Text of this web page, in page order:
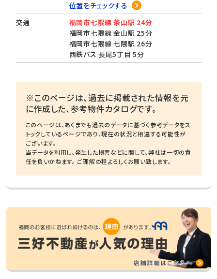
位置をチェックする
交通
福岡市七隈線 茶山駅 24分
福岡市七隈線 金山駅 25分
福岡市七隈線 七隈駅 26分
西鉄バス 長尾5丁目 5分
※このページは、過去に掲載された情報を元
に作成した、参考物件カタログです。
このページは、あくまでも過去のデータに基づく参考データをス
トックしているページであり、現在の状況と相違する可能性が
ございます。
当データを利用し、発生した損害などに関して、弊社は一切の責
任を負いかねます。 ご理解の程よろしくお願い致します。